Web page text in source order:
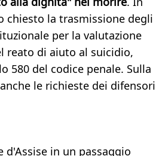
chiesto la trasmissione degli
per la valutazione
reato di aiuto al suicidio,
580 del codice penale. Sulla
le richieste dei difensori
d'Assise in un passaggio